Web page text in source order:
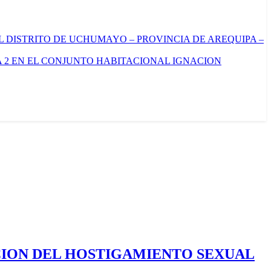
DISTRITO DE UCHUMAYO – PROVINCIA DE AREQUIPA –
EN EL CONJUNTO HABITACIONAL IGNACION
DEL HOSTIGAMIENTO SEXUAL